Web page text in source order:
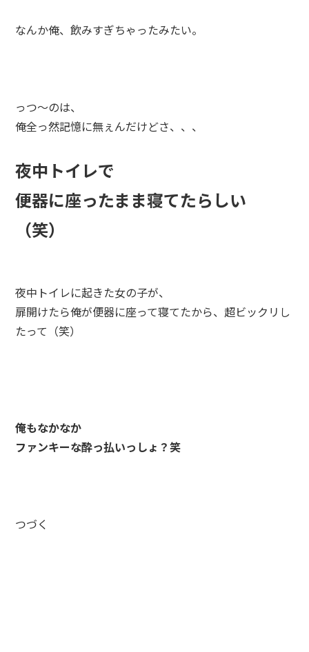
なんか俺、飲みすぎちゃったみたい。
っつ～のは、
俺全っ然記憶に無ぇんだけどさ、、、
夜中トイレで
便器に座ったまま寝てたらしい
（笑）
夜中トイレに起きた女の子が、
扉開けたら俺が便器に座って寝てたから、超ビックリし
たって（笑）
俺もなかなか
ファンキーな酔っ払いっしょ？笑
つづく